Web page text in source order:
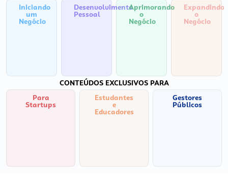
Iniciando
um
Negócio
Desenvolvimento
Pessoal
Aprimorando
o
Negócio
Expandindo
o
Negócio
CONTEÚDOS EXCLUSIVOS PARA
Para
Startups
Estudantes
e
Educadores
Gestores
Públicos